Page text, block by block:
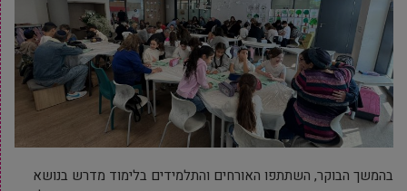
בהמשך הבוקר, השתתפו האורחים והתלמידים בלימוד מדרש בנושא